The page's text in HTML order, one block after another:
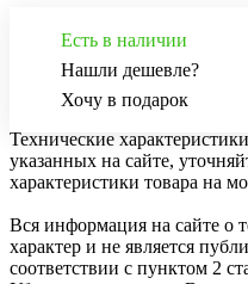
Есть в наличии
Нашли дешевле?
Хочу в подарок
Технические
указанных на сайте,
характеристики товара на
Вся информация на сайте о
характер и не является
соответствии с пунктом 2